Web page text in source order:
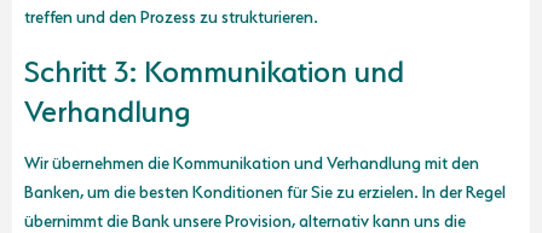
treffen und den Prozess zu strukturieren.
Schritt 3: Kommunikation und
Verhandlung
Wir übernehmen die Kommunikation und Verhandlung mit den
Banken, um die besten Konditionen für Sie zu erzielen. In der Regel
übernimmt die Bank unsere Provision, alternativ kann uns die